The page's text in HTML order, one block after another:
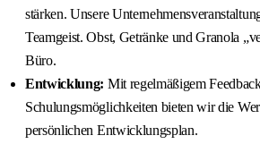
stärken. Unsere
Teamgeist. Obst, Getränke und Granola
Büro.
Entwicklung: Mit regelmäßigem
Schulungsmöglichkeiten bieten wir die
persönlichen Entwicklungsplan.